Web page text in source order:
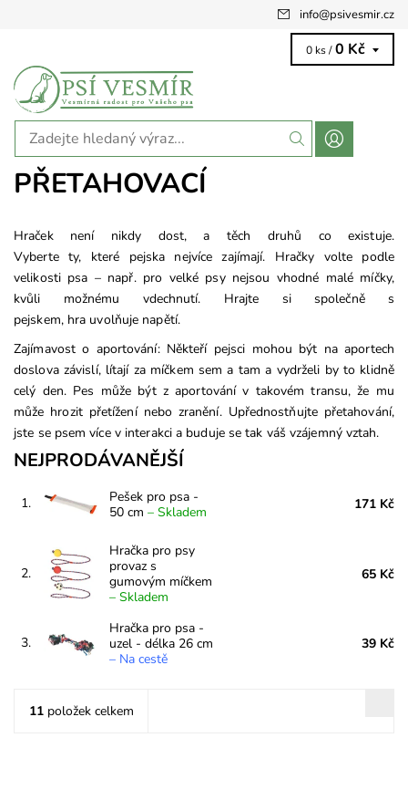
info@psivesmir.cz
0 ks / 0 Kč
PŘETAHOVACÍ
Hraček není nikdy dost, a těch druhů co existuje.
Vybertety, které pejska nejvíce zajímají.
Hračky volte podle
velikosti psa – např. pro velké psy nejsou vhodné malé míčky,
kvůli možnému vdechnutí. Hrajte si společně s
pejskem, hra uvolňuje napětí.
Zajímavost o aportování: Někteří pejsci mohou být na aportech
doslova závislí, lítají za míčkem sem a tam a vydrželi by to klidně
celý den. Pes může být z aportování v takovém transu, že mu
může hrozit přetížení nebo zranění. Upřednostňujte přetahování,
jste se psem více v interakci a buduje se tak váš vzájemný vztah.
NEJPRODÁVANĚJŠÍ
1.
Pešek pro psa -
50 cm – Skladem 171 Kč
2.
Hračka pro psy
provaz s
gumovým míčkem
– Skladem
65 Kč
3.
Hračka pro psa -
uzel - délka 26 cm
– Na cestě
39 Kč
11 položek celkem